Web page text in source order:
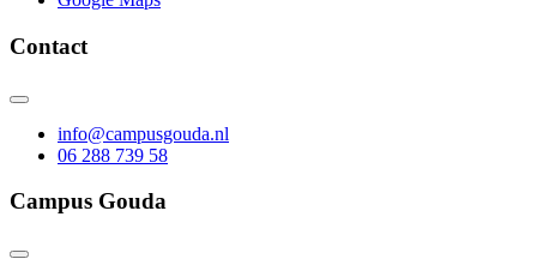
Contact
info@campusgouda.nl
06 288 739 58
Campus Gouda